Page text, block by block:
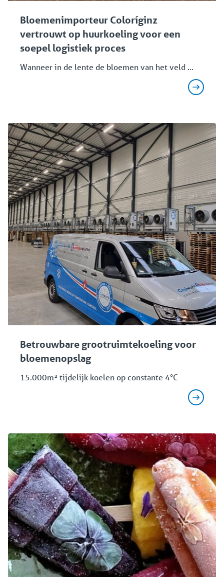
Bloemenimporteur Coloríginz
vertrouwt op huurkoeling voor een
soepel logistiek proces
Wanneer in de lente de bloemen van het veld ...
Betrouwbare grootruimtekoeling voor
bloemenopslag
15.000m² tijdelijk koelen op constante 4°C